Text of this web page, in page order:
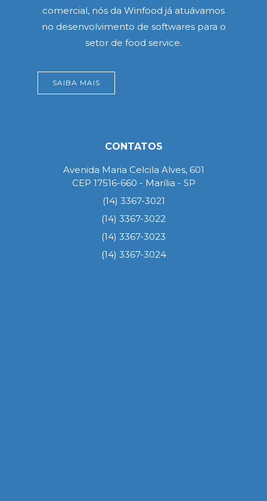
comercial, nós da Winfood já atuávamos
no desenvolvimento de softwares para o
setor de food service.
SAIBA MAIS
CONTATOS
Avenida Maria Celcila Alves, 601
CEP 17516-660 - Marília - SP
(14) 3367-3021
(14) 3367-3022
(14) 3367-3023
(14) 3367-3024